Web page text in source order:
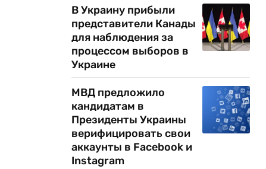
В Украину прибыли
представители Канады
для наблюдения за
процессом выборов в
Украине
МВД предложило
кандидатам в
Президенты Украины
верифицировать свои
аккаунты в Facebook и
Instagram